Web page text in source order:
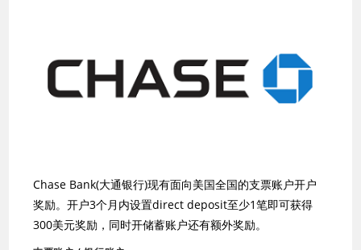
Chase Bank(大通银行)现有面向美国全国的支票账户开户
奖励。开户3个月内设置direct deposit至少1笔即可获得
300美元奖励，同时开储蓄账户还有额外奖励。